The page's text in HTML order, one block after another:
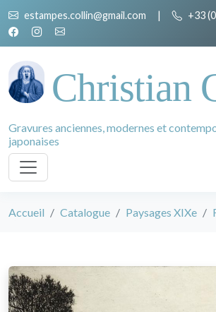
estampes.collin@gmail.com | +33
Christian
Gravures anciennes, modernes et
japonaises
Accueil Catalogue Paysages XIXe